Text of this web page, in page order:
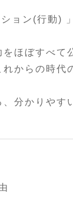
ョン(行動)
ほぼすべて
からの時代
分かりやす